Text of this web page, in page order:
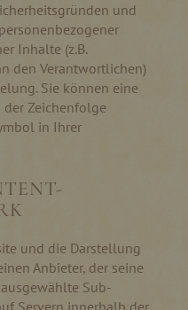
und
Inhalte (z.B.
den Verantwortlichen)
Sie können eine
Zeichenfolge
in Ihrer
und die Darstellung
Anbieter, der seine
Sub-
Servern innerhalb der